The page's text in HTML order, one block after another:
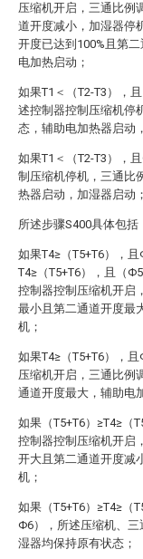
压缩机开启，三通比例
道开度减小，加湿器停
开度已达到100%且第
电加热启动；
如果T1＜（T2-T3），
述控制器控制压缩机停
态，辅助电加热器启动
如果T1＜（T2-T3），
制压缩机停机，三通比
热器启动，加湿器启动；
所述步骤S400具体包括
如果T4≥（T5+T6），
T4≥（T5+T6），且（
控制器控制压缩机开启
最小且第二通道开度最
机；
如果T4≥（T5+T6），
压缩机开启，三通比例
通道开度最大，辅助电
如果（T5+T6）≥T4≥（
控制器控制压缩机开启
开大且第二通道开度减
机；
如果（T5+T6）≥T4≥
Φ6），所述压缩机、三
湿器均保持原有状态；